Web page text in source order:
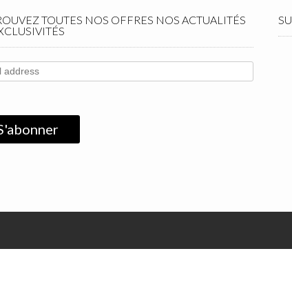
TOUTES NOS OFFRES NOS ACTUALITÉS